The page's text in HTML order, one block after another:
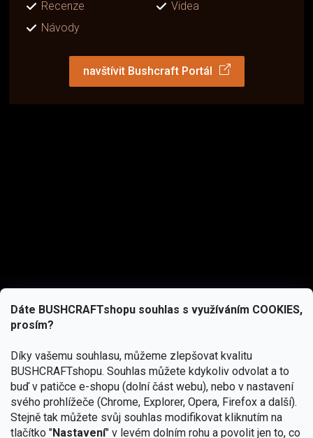
Dáte BUSHCRAFTshopu souhlas s využíváním COOKIES,
prosím?
Díky vašemu souhlasu, můžeme zlepšovat kvalitu
BUSHCRAFTshopu. Souhlas můžete kdykoliv odvolat a to
buď v patičce e-shopu (dolní část webu), nebo v nastavení
svého prohlížeče (Chrome, Explorer, Opera, Firefox a další).
Stejně tak můžete svůj souhlas modifikovat kliknutím na
tlačítko "Nastavení" v levém dolním rohu a povolit jen to, co
Recenze
Videa
Návody
navštívit Bushcraft Portál